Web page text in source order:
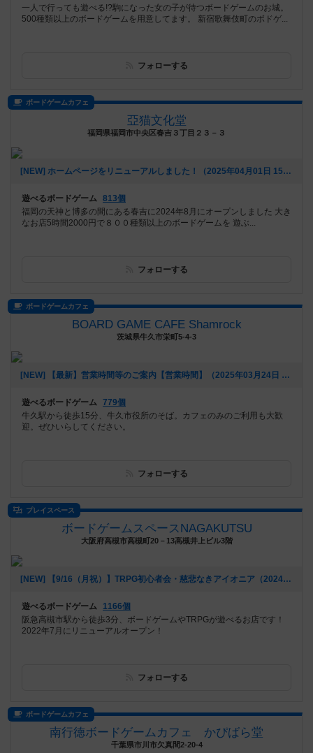
一人で行っても遊べる!?駒になった女の子が待つボードゲームのお城。
500種類以上のボードゲームを用意してます。 新宿歌舞伎町のボドゲ...
フォローする
ボードゲームカフェ
亞猫文化堂
福岡県福岡市中央区春吉３丁目２３－３
[NEW] ホームページをリニューアルしました！（2025年04月01日 15時56分）
遊べるボードゲーム 813個
福岡の天神と博多の間にある春吉に2024年8月にオープンしました 大き
なお店5時間2000円で８００種類以上のボードゲームを 遊ぶ...
フォローする
ボードゲームカフェ
BOARD GAME CAFE Shamrock
茨城県牛久市栄町5-4-3
[NEW] 【最新】営業時間等のご案内【営業時間】（2025年03月24日 13時02分）
遊べるボードゲーム 779個
牛久駅から徒歩15分、牛久市役所のそば。カフェのみのご利用も大歓
迎。ぜひいらしてください。
フォローする
プレイスペース
ボードゲームスペースNAGAKUTSU
大阪府高槻市高槻町20－13高槻井上ビル3階
[NEW] 【9/16（月祝）】TRPG初心者会・慈悲なきアイオニア（2024年09月07日 22時01分）
遊べるボードゲーム
1166個
阪急高槻市駅から徒歩3分、ボードゲームやTRPGが遊べるお店です！
2022年7月にリニューアルオープン！
フォローする
ボードゲームカフェ
南行徳ボードゲームカフェ かぴばら堂
千葉県市川市欠真間2-20-4